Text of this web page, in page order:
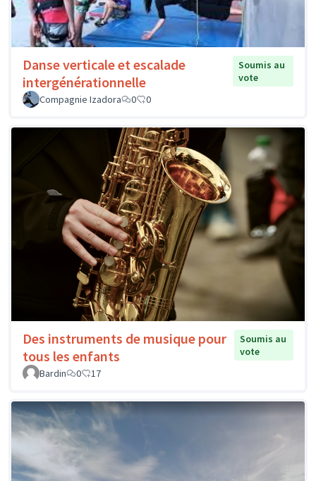
Danse verticale et escalade
intergénérationnelle
Soumis au
vote
Compagnie Izadora
0 0
Des instruments de musique pour
tous les enfants
Soumis au
vote
Bardin
0 17